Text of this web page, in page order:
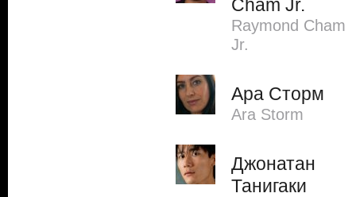
Cham Jr.
Raymond Cham
Jr.
Ара Сторм
Ara Storm
Джонатан
Танигаки